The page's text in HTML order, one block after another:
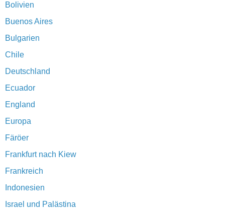
Bolivien
Buenos Aires
Bulgarien
Chile
Deutschland
Ecuador
England
Europa
Färöer
Frankfurt nach Kiew
Frankreich
Indonesien
Israel und Palästina